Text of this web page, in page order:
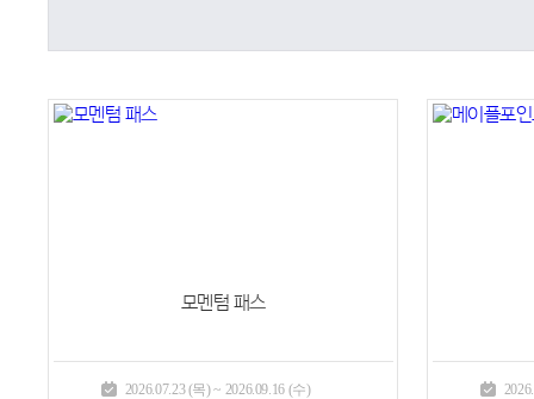
모멘텀 패스
2026.07.23 (목) ~ 2026.09.16 (수)